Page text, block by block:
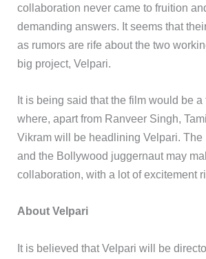
collaboration never came to fruition
demanding answers. It seems that
as rumors are rife about the two
big project, Velpari.
It is being said that the film would be
where, apart from Ranveer Singh,
Vikram will be headlining Velpari.
and the Bollywood juggernaut may
collaboration, with a lot of excitement
About Velpari
It is believed that Velpari will be